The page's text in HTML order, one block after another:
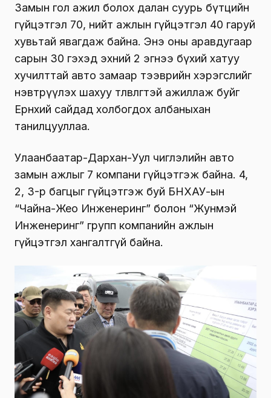
Замын гол ажил болох далан суурь бүтцийн
гүйцэтгэл 70, нийт ажлын гүйцэтгэл 40 гаруй
хувьтай явагдаж байна. Энэ оны аравдугаар
сарын 30 гэхэд эхний 2 эгнээ бүхий хатуу
хучилттай авто замаар тээврийн хэрэгслийг
нэвтрүүлэх шахуу төлөвлөгөөтэй ажиллаж буйг
Ерөнхий сайдад холбогдох албаныхан
танилцууллаа.
Улаанбаатар-Дархан-Уул чиглэлийн авто
замын ажлыг 7 компани гүйцэтгэж байна. 4,
2, 3-р багцыг гүйцэтгэж буй БНХАУ-ын
“Чайна-Жео Инженеринг” болон “Жунмэй
Инженеринг” групп компанийн ажлын
гүйцэтгэл хангалтгүй байна.